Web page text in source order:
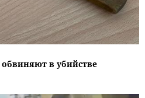
в убийстве